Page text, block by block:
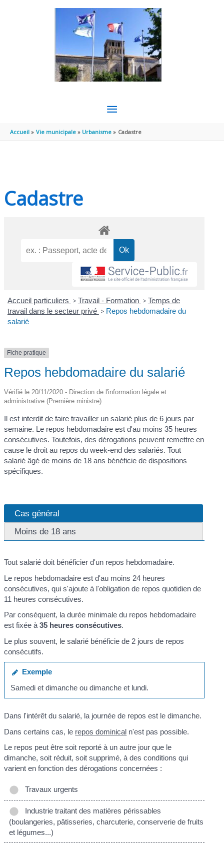
MENU
PRINCIPAL
Accueil Vie municipale Urbanisme Cadastre
Cadastre
Accueil particuliers > Travail - Formation > Temps de
travail dans le secteur privé > Repos hebdomadaire du
salarié
Fiche pratique
Repos hebdomadaire du salarié
Vérifié le 20/11/2020 - Direction de l'information légale et
administrative (Première ministre)
Il est interdit de faire travailler un salarié plus de 6 jours par
semaine. Le repos hebdomadaire est d'au moins 35 heures
consécutives. Toutefois, des dérogations peuvent remettre en
cause le droit au repos du week-end des salariés. Tout
salarié âgé de moins de 18 ans bénéficie de dispositions
spécifiques.
Cas général
Moins de 18 ans
Tout salarié doit bénéficier d'un repos hebdomadaire.
Le repos hebdomadaire est d'au moins 24 heures
consécutives, qui s'ajoute à l'obligation de repos quotidien de
11 heures consécutives.
Par conséquent, la durée minimale du repos hebdomadaire
est fixée à35 heures consécutives.
Le plus souvent, le salarié bénéficie de 2 jours de repos
consécutifs.
Exemple
Samedi et dimanche ou dimanche et lundi.
Dans l'intérêt du salarié, la journée de repos est le dimanche.
Dans certains cas, le repos dominical n'est pas possible.
Le repos peut être soit reporté à un autre jour que le
dimanche, soit réduit, soit supprimé, à des conditions qui
varient en fonction des dérogations concernées :
Travaux urgents
Industrie traitant des matières périssables
(boulangeries, pâtisseries, charcuterie, conserverie de fruits
et légumes...)